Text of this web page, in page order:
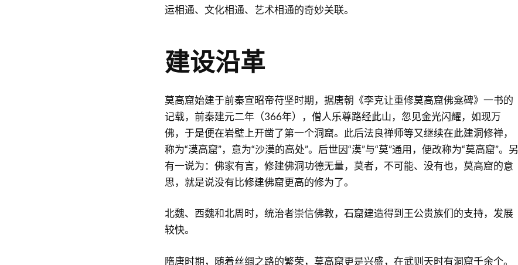
运相通、文化相通、艺术相通的奇妙关联。
建设沿革
莫高窟始建于前秦宣昭帝苻坚时期，据唐朝《李克让重修莫高窟佛龛碑》一书的
记载，前秦建元二年（366年），僧人乐尊路经此山，忽见金光闪耀，如现万
佛，于是便在岩壁上开凿了第一个洞窟。此后法良禅师等又继续在此建洞修禅，
称为“漠高窟”，意为“沙漠的高处”。后世因“漠”与“莫”通用，便改称为“莫高窟”。另
有一说为：佛家有言，修建佛洞功德无量，莫者，不可能、没有也，莫高窟的意
思，就是说没有比修建佛窟更高的修为了。
北魏、西魏和北周时，统治者崇信佛教，石窟建造得到王公贵族们的支持，发展
较快。
隋唐时期，随着丝绸之路的繁荣，莫高窟更是兴盛，在武则天时有洞窟千余个。